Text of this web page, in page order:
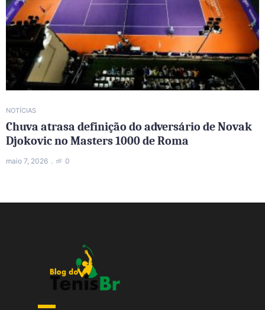
NOTÍCIAS
Chuva atrasa definição do adversário de Novak
Djokovic no Masters 1000 de Roma
maio 7, 2026 0